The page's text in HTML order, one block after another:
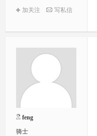
加关注 写私信
feng
骑士